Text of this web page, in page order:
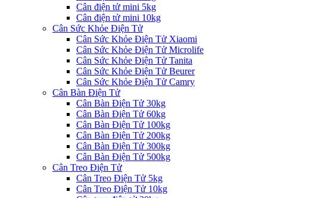
Cân điện tử mini 5kg
Cân điện tử mini 10kg
Cân Sức Khỏe Điện Tử
Cân Sức Khỏe Điện Tử Xiaomi
Cân Sức Khỏe Điện Tử Microlife
Cân Sức Khỏe Điện Tử Tanita
Cân Sức Khỏe Điện Tử Beurer
Cân Sức Khỏe Điện Tử Camry
Cân Bàn Điện Tử
Cân Bàn Điện Tử 30kg
Cân Bàn Điện Tử 60kg
Cân Bàn Điện Tử 100kg
Cân Bàn Điện Tử 200kg
Cân Bàn Điện Tử 300kg
Cân Bàn Điện Tử 500kg
Cân Treo Điện Tử
Cân Treo Điện Tử 5kg
Cân Treo Điện Tử 10kg